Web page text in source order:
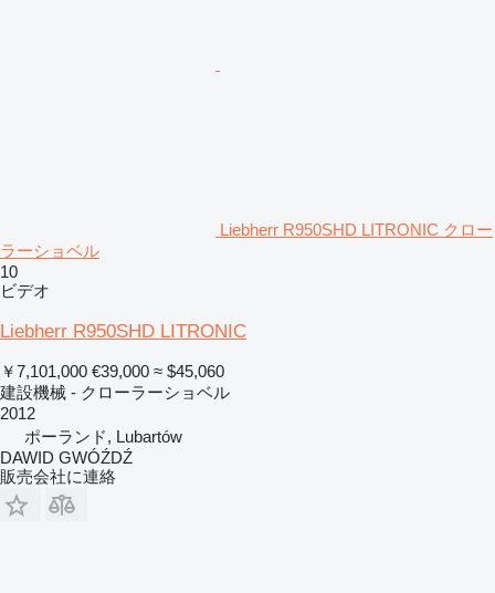
Liebherr R950SHD LITRONIC クロー
ラーショベル
10
ビデオ
Liebherr R950SHD LITRONIC
￥7,101,000 €39,000 ≈ $45,060
建設機械 - クローラーショベル
2012
ポーランド, Lubartów
DAWID GWÓŹDŹ
販売会社に連絡